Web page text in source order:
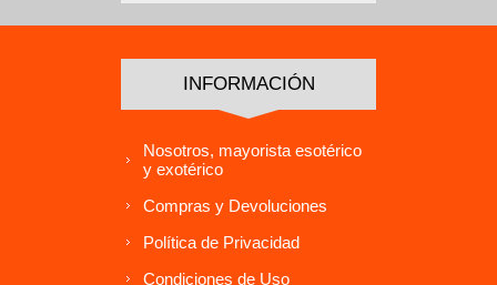
INFORMACIÓN
Nosotros, mayorista esotérico
y exotérico
Compras y Devoluciones
Política de Privacidad
Condiciones de Uso